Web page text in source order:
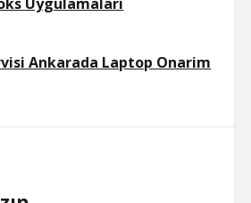
Ankarada Laptop Onarim